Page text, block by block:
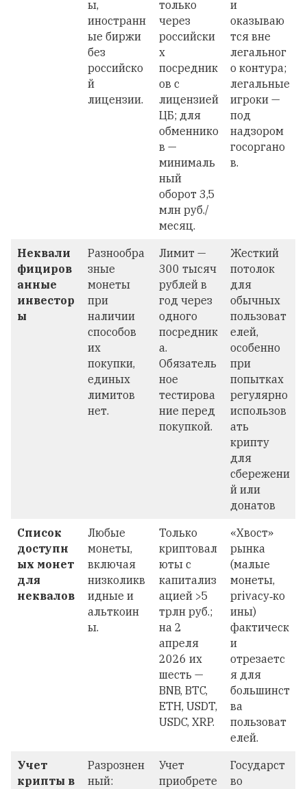
ы,
иностранн
ые биржи
без
российско
й
лицензии.
только
через
российски
х
посредник
ов с
лицензией
ЦБ; для
обменнико
в —
минималь
ный
оборот 3,5
млн руб./
месяц.
и
оказываю
тся вне
легальног
о контура;
легальные
игроки —
под
надзором
госоргано
в.
Неквали
фициров
анные
инвестор
ы
Разнообра
зные
монеты
при
наличии
способов
их
покупки,
единых
лимитов
нет.
Лимит —
300 тысяч
рублей в
год через
одного
посредник
а.
Обязатель
ное
тестирова
ние перед
покупкой.
Жесткий
потолок
для
обычных
пользоват
елей,
особенно
при
попытках
регулярно
использов
ать
крипту
для
сбережени
й или
донатов
Список
доступн
ых монет
для
неквалов
Любые
монеты,
включая
низколикв
идные и
альткоин
ы.
Только
криптовал
юты с
капитализ
ацией >5
трлн руб.;
на 2
апреля
2026 их
шесть —
BNB, BTC,
ETH, USDT,
USDC, XRP.
«Хвост»
рынка
(малые
монеты,
privacy‑ко
ины)
фактическ
и
отрезаетс
я для
большинст
ва
пользоват
елей.
Учет
крипты в
Разрознен
ный:
Учет
приобрете
Государст
во